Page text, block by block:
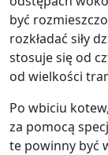
być
rozkładać siły
stosuje się od
od wielkości
Po wbiciu
za pomocą
te powinny być